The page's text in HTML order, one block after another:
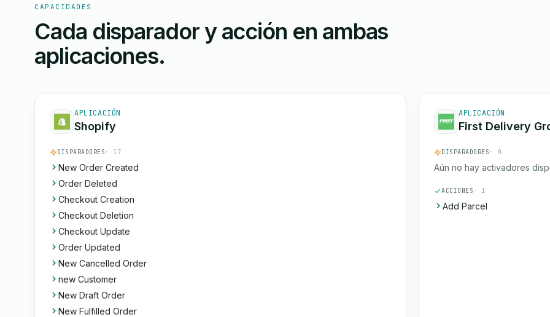
CAPACIDADES
Cada disparador y acción en ambas
aplicaciones.
APLICACIÓN
Shopify
DISPARADORES · 17
New Order Created
Order Deleted
Checkout Creation
Checkout Deletion
Checkout Update
Order Updated
New Cancelled Order
new Customer
New Draft Order
New Fulfilled Order
APLICACIÓN
First Delivery
DISPARADORES · 0
Aún no hay activadores
ACCIONES · 1
Add Parcel